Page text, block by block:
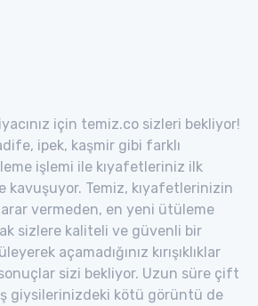
için temiz.co sizleri bekliyor!
ipek, kaşmir gibi farklı
işlemi ile kıyafetleriniz ilk
kavuşuyor. Temiz, kıyafetlerinizin
vermeden, en yeni ütüleme
sizlere kaliteli ve güvenli bir
açamadığınız kırışıklıklar
sizi bekliyor. Uzun süre çift
giysilerinizdeki kötü görüntü de